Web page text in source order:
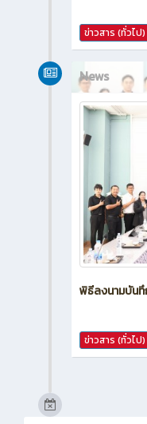
ข่าวสาร (ทั่วไป)
News
พิธีลงนามบันทึ
ข่าวสาร (ทั่วไป)